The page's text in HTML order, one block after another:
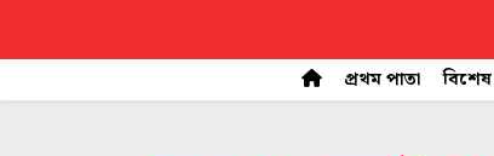
প্রথম পাতা